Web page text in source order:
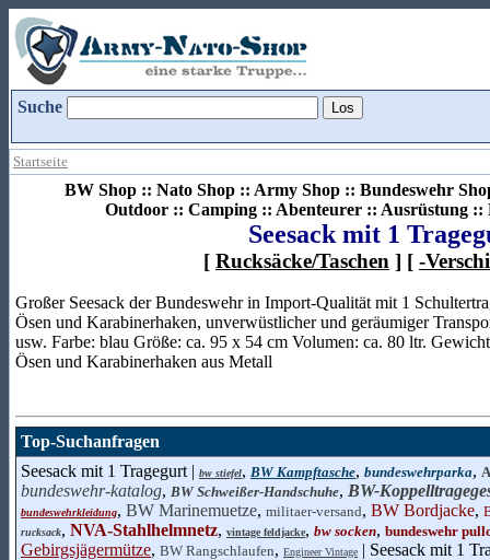
Suche
Startseite
BW Shop :: Nato Shop :: Army Shop :: Bundeswehr
Outdoor :: Camping :: Abenteurer :: Ausrüstung ::
Seesack mit 1
[ Rucksäcke/Taschen ] [ -
Großer Seesack der Bundeswehr in Import-Qualität mit 1
Ösen und Karabinerhaken, unverwüstlicher und geräumiger
usw. Farbe: blau Größe: ca. 95 x 54 cm Volumen: ca. 80 ltr.
Ösen und Karabinerhaken aus Metall
Top-Suchanfragen
Seesack mit 1 Tragegurt | bw stiefel, BW Kampftasche, bundeswehrparka,
bundeswehr-katalog, BW Schweißer-Handschuhe, BW-
bundeswehrkleidung, BW Marinemuetze, militaer-versand, BW Bordjacke,
rucksack, NVA-Stahlhelmnetz, vintage feldjacke, bw socken, bundeswehr
Gebirgsjägermütze, BW Rangschlaufen, Engineer Vintage | Seesack mit 1